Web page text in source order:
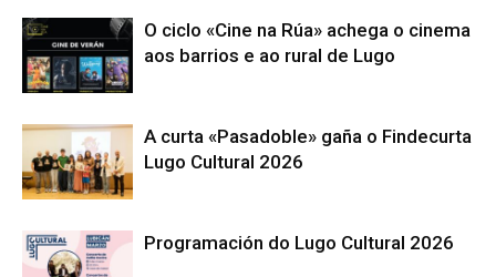
O ciclo «Cine na Rúa» achega o cinema
aos barrios e ao rural de Lugo
A curta «Pasadoble» gaña o Findecurta
Lugo Cultural 2026
Programación do Lugo Cultural 2026